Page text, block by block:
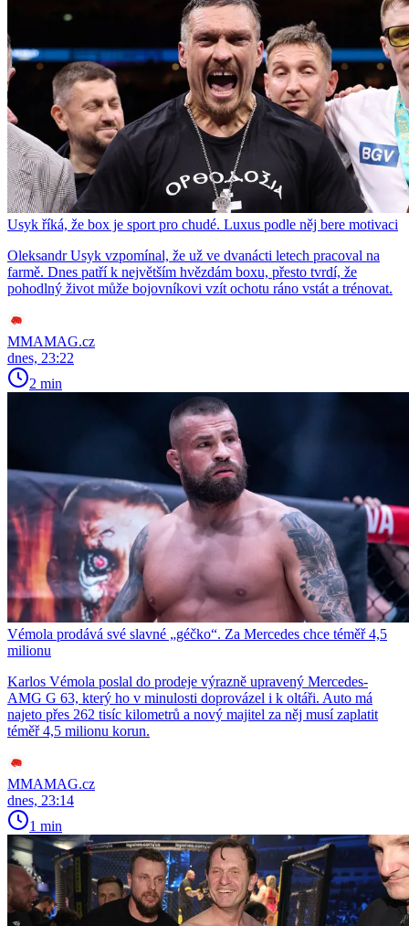
Usyk říká, že box je sport pro chudé. Luxus podle něj bere motivaci
Oleksandr Usyk vzpomínal, že už ve dvanácti letech pracoval na
farmě. Dnes patří k největším hvězdám boxu, přesto tvrdí, že
pohodlný život může bojovníkovi vzít ochotu ráno vstát a trénovat.
MMAMAG.cz
dnes, 23:22
2 min
Vémola prodává své slavné „géčko“. Za Mercedes chce téměř 4,5
milionu
Karlos Vémola poslal do prodeje výrazně upravený Mercedes-
AMG G 63, který ho v minulosti doprovázel i k oltáři. Auto má
najeto přes 262 tisíc kilometrů a nový majitel za něj musí zaplatit
téměř 4,5 milionu korun.
MMAMAG.cz
dnes, 23:14
1 min